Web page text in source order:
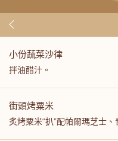
小份蔬菜沙律
拌油醋汁。
街頭烤粟米
炙烤粟米“扒”配帕爾瑪芝士